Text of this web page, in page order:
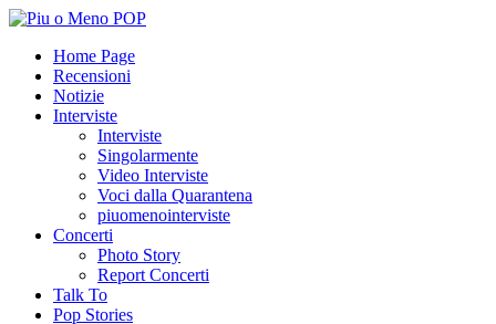
Home Page
Recensioni
Notizie
Interviste
Interviste
Singolarmente
Video Interviste
Voci dalla Quarantena
piuomenointerviste
Concerti
Photo Story
Report Concerti
Talk To
Pop Stories